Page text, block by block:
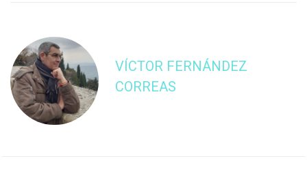
VÍCTOR FERNÁNDEZ
CORREAS